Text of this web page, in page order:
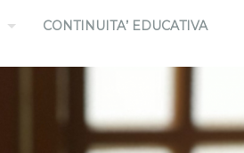
CONTINUITA’ EDUCATIVA